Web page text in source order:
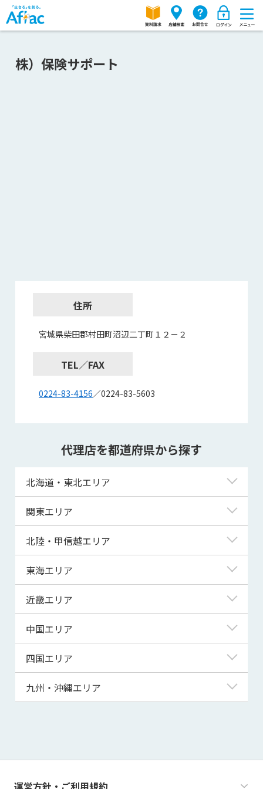
株）保険サポート
住所
宮城県柴田郡村田町沼辺二丁町１２－２
TEL／FAX
0224-83-4156／0224-83-5603
代理店を都道府県から探す
北海道・東北エリア
北海道
青森県
宮城県
秋田県
山形県
関東エリア
東京都
神奈川県
埼玉県
千葉県
茨城県
群馬県
北陸・甲信越エリア
新潟県
富山県
福井県
山梨県
長野県
東海エリア
岐阜県
静岡県
三重県
近畿エリア
滋賀県
京都府
大阪府
兵庫県
和歌山県
中国エリア
鳥取県
島根県
山口県
四国エリア
徳島県
高知県
九州・沖縄エリア
運営方針・ご利用規約